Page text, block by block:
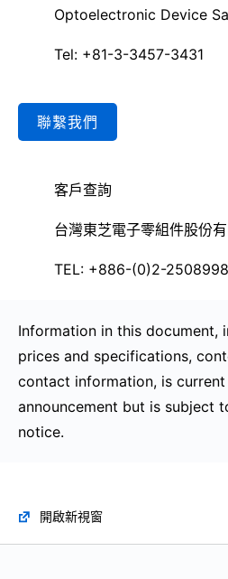
Optoelectronic Device
Tel: +81-3-3457-3431
聯繫我們
客戶查詢
台灣東芝電子零組件股份
TEL: +886-(0)2-
Information in this document,
prices and specifications,
contact information, is
announcement but is subject
notice.
開啟新視窗